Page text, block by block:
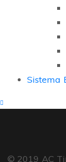
Sistema
© 2019 AC